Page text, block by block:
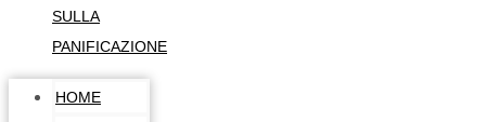
SULLA
PANIFICAZIONE
HOME